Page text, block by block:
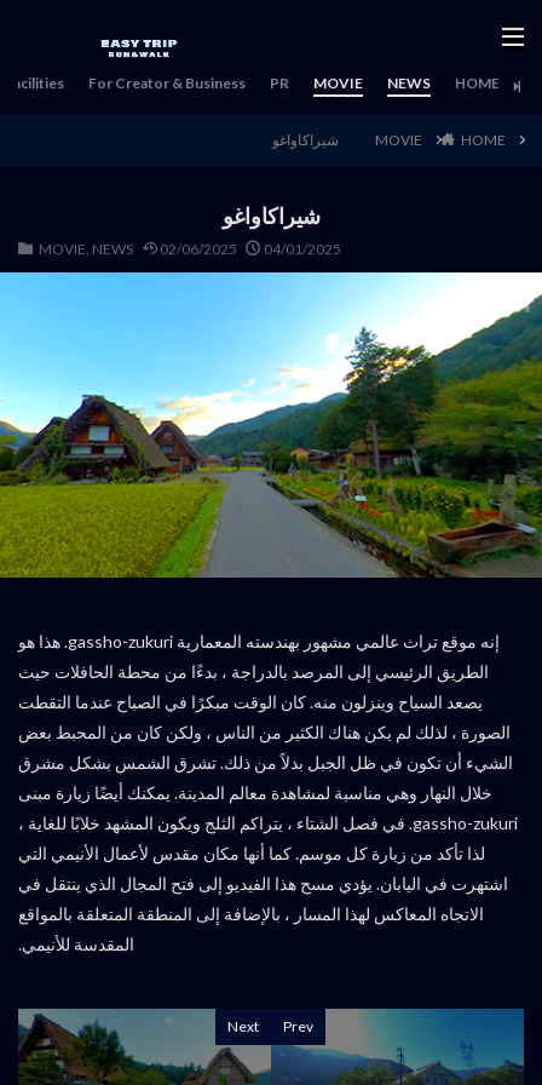
HOME
NEWS
MOVIE
PR
For Creator & Business
Facilities
HOME
MOVIE شيراكاواغو
شيراكاواغو
04/01/2025
02/06/2025
MOVIE, NEWS
إنه موقع تراث عالمي مشهور بهندسته المعمارية gassho-zukuri. هذا هو
الطريق الرئيسي إلى المرصد بالدراجة ، بدءًا من محطة الحافلات حيث
يصعد السياح وينزلون منه. كان الوقت مبكرًا في الصباح عندما التقطت
الصورة ، لذلك لم يكن هناك الكثير من الناس ، ولكن كان من المحبط بعض
الشيء أن تكون في ظل الجبل بدلاً من ذلك. تشرق الشمس بشكل مشرق
خلال النهار وهي مناسبة لمشاهدة معالم المدينة. يمكنك أيضًا زيارة مبنى
gassho-zukuri. في فصل الشتاء ، يتراكم الثلج ويكون المشهد خلابًا للغاية ،
لذا تأكد من زيارة كل موسم. كما أنها مكان مقدس لأعمال الأنيمي التي
اشتهرت في اليابان. يؤدي مسح هذا الفيديو إلى فتح المجال الذي ينتقل في
الاتجاه المعاكس لهذا المسار ، بالإضافة إلى المنطقة المتعلقة بالمواقع
المقدسة للأنيمي.
Prev
Next